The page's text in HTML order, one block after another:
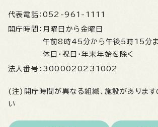
代表電話： 052-961-1111
開庁時間： 月曜日から金曜日
午前8時45分から午後5時15分
休日・祝日・年末年始を除く
法人番号： 3000020231002
(注)開庁時間が異なる組織、施設があります
い